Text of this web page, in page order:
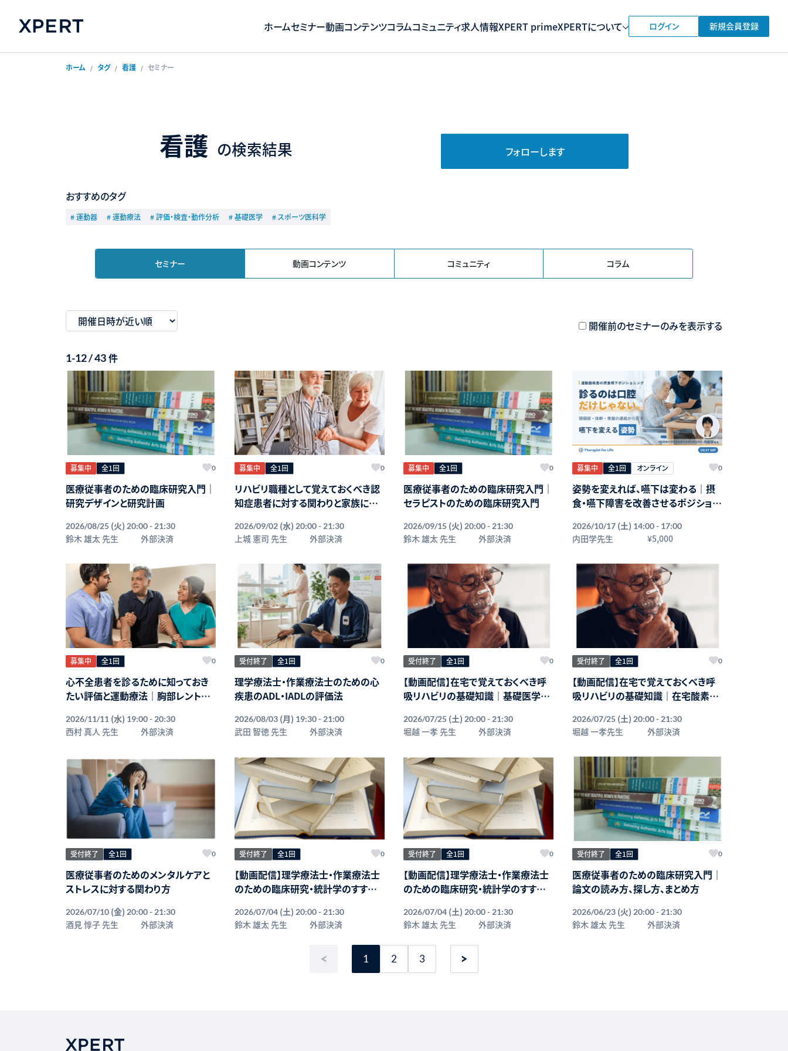
ホームセミナー動画コンテンツコラムコミュニティ求人情報XPERT primeXPERTについて ログイン 新規会員登録
ホーム タグ 看護 セミナー
看護 の検索結果 フォローします
おすすめのタグ
# 運動器 # 運動療法 # 評価・検査・動作分析 # 基礎医学 # スポーツ医科学
セミナー 動画コンテンツ コミュニティ コラム
開催前のセミナーのみを表示する
1-12 / 43件
募集中 全1回 0
医療従事者のための臨床研究入門｜
研究デザインと研究計画
2026/08/25 (火) 20:00 - 21:30
鈴木 雄太 先生 外部決済
募集中 全1回 0
リハビリ職種として覚えておくべき認
知症患者に対する関わりと家族に対
2026/09/02 (水) 20:00 - 21:30
上城 憲司 先生 外部決済
募集中 全1回 0
医療従事者のための臨床研究入門｜
セラピストのための臨床研究入門
2026/09/15 (火) 20:00 - 21:30
鈴木 雄太 先生 外部決済
募集中 全1回 オンライン 0
姿勢を変えれば、嚥下は変わる｜摂
食・嚥下障害を改善させるポジショニ
う判断し、どう直したらよいのか〜
講師：内田学先生【主催：セラピストフ
2026/10/17 (土) 14:00 - 17:00
内田学先生 ¥5,000
募集中 全1回 0
心不全患者を診るために知っておき
たい評価と運動療法｜胸部レントゲ
2026/11/11 (水) 19:00 - 20:30
西村 真人 先生 外部決済
受付終了 全1回 0
理学療法士・作業療法士のための心
疾患のADL・IADLの評価法
2026/08/03 (月) 19:30 - 21:00
武田 智徳 先生 外部決済
受付終了 全1回 0
【動画配信】在宅で覚えておくべき呼
吸リハビリの基礎知識｜基礎医学と
2026/07/25 (土) 20:00 - 21:30
堀越 一孝 先生 外部決済
受付終了 全1回 0
【動画配信】在宅で覚えておくべき呼
吸リハビリの基礎知識｜在宅酸素療
2026/07/25 (土) 20:00 - 21:30
堀越 一孝先生 外部決済
受付終了 全1回 0
医療従事者のためのメンタルケアと
ストレスに対する関わり方
2026/07/10 (金) 20:00 - 21:30
酒見 惇子 先生 外部決済
受付終了 全1回 0
【動画配信】理学療法士・作業療法士
のための臨床研究・統計学のすすめ
2026/07/04 (土) 20:00 - 21:30
鈴木 雄太 先生 外部決済
受付終了 全1回 0
【動画配信】理学療法士・作業療法士
のための臨床研究・統計学のすすめ
2026/07/04 (土) 20:00 - 21:30
鈴木 雄太 先生 外部決済
受付終了 全1回 0
医療従事者のための臨床研究入門｜
論文の読み方、探し方、まとめ方
2026/06/23 (火) 20:00 - 21:30
鈴木 雄太 先生 外部決済
1 2 3